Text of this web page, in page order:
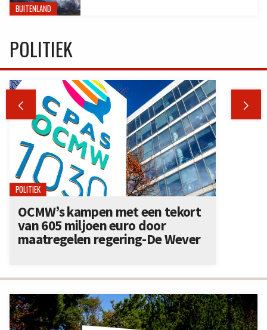
BUITENLAND
POLITIEK
 
POLITIEK
OCMW’s kampen met een tekort
van 605 miljoen euro door
maatregelen regering-De Wever